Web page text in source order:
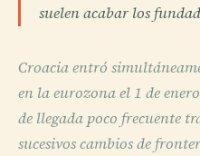
suelen acabar los
Croacia entró
en la eurozona el 1 de
de llegada poco frecuente
sucesivos cambios de